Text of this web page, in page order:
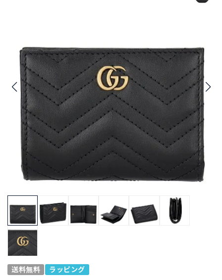
送料無料 ラッピング